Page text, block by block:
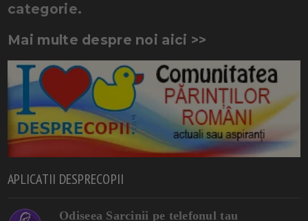
categorie.
Mai multe despre noi aici >>
APLICATII DESPRECOPII
Odiseea Sarcinii pe telefonul tau